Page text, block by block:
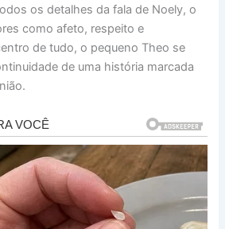
os detalhes da fala de Noely, o
como afeto, respeito e
de tudo, o pequeno Theo se
de uma história marcada